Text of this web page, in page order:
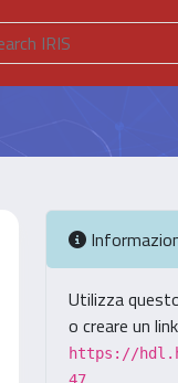
Utilizza
o creare un
https://